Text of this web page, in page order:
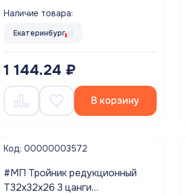
VTm.331.N.263226 VALTEC ###
Распродажа!!!
Наличие товара:
Екатеринбург
1 144.24 ₽
В корзину
Код: 00000003572
#МП Тройник редукционный
T32х32х26 3 цанги